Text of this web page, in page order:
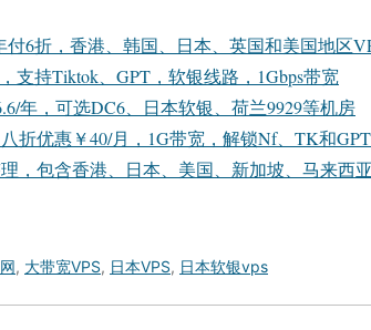
6折，香港、韩国、日本、英国和美国地区
支持Tiktok、GPT，软银线路，1Gbps带宽
年，可选DC6、日本软银、荷兰9929等机房
折优惠￥40/月，1G带宽，解锁Nf、TK和
，包含香港、日本、美国、新加坡、马来西亚
, 大带宽VPS, 日本VPS, 日本软银vps